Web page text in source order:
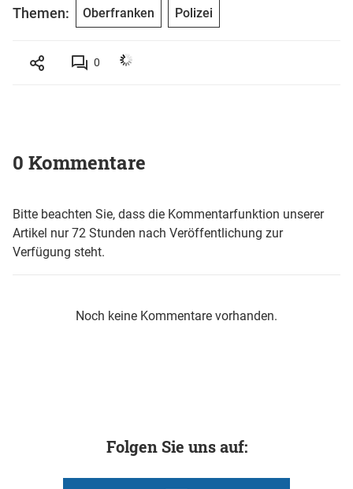
Themen: Oberfranken Polizei
0
0 Kommentare
Bitte beachten Sie, dass die Kommentarfunktion unserer
Artikel nur 72 Stunden nach Veröffentlichung zur
Verfügung steht.
Noch keine Kommentare vorhanden.
Folgen Sie uns auf: